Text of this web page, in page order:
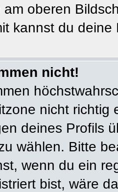
am oberen
kannst du
nicht!
nicht richtig
deines Profils
wählen. Bitte
wenn du ein
bist, wäre